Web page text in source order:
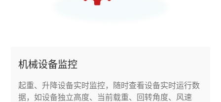
机械设备监控
起重、升降设备实时监控，随时查看设备实时运行数
据，如设备独立高度、当前载重、回转角度、风速